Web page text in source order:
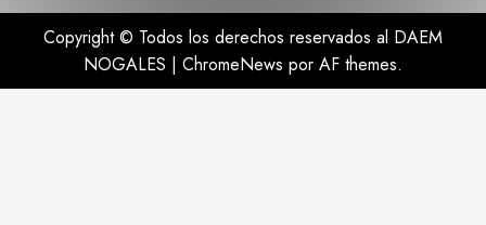
Copyright © Todos los derechos reservados al DAEM
NOGALES | ChromeNews por AF themes.